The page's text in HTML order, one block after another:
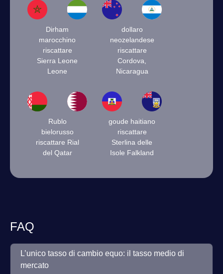
Dirham
marocchino
riscattare
Sierra Leone
Leone
dollaro
neozelandese
riscattare
Cordova,
Nicaragua
Rublo
bielorusso
riscattare Rial
del Qatar
goude haitiano
riscattare
Sterlina delle
Isole Falkland
FAQ
L’unico tasso di cambio equo: il tasso medio di
mercato